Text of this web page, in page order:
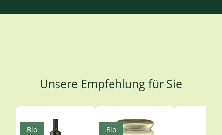
Unsere Empfehlung für Sie
Produktgalerie überspringen
Bio Bio